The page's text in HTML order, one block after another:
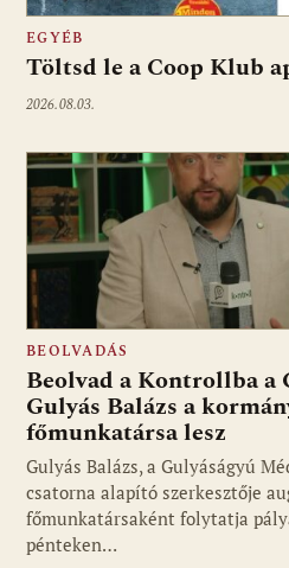
EGYÉB
Töltsd le a Coop Klub
2026.08.03.
BEOLVADÁS
Beolvad a Kontrollba a
Gulyás Balázs a
főmunkatársa lesz
Gulyás Balázs, a Gulyáságyú
csatorna alapító szerkesztője
főmunkatársaként folytatja
pénteken…